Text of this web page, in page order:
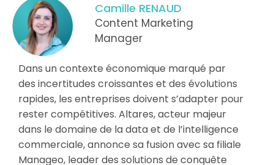
Camille RENAUD
Content Marketing
Manager
Dans un contexte économique marqué par
des incertitudes croissantes et des évolutions
rapides, les entreprises doivent s’adapter pour
rester compétitives. Altares, acteur majeur
dans le domaine de la data et de l’intelligence
commerciale, annonce sa fusion avec sa filiale
Manageo, leader des solutions de conquête